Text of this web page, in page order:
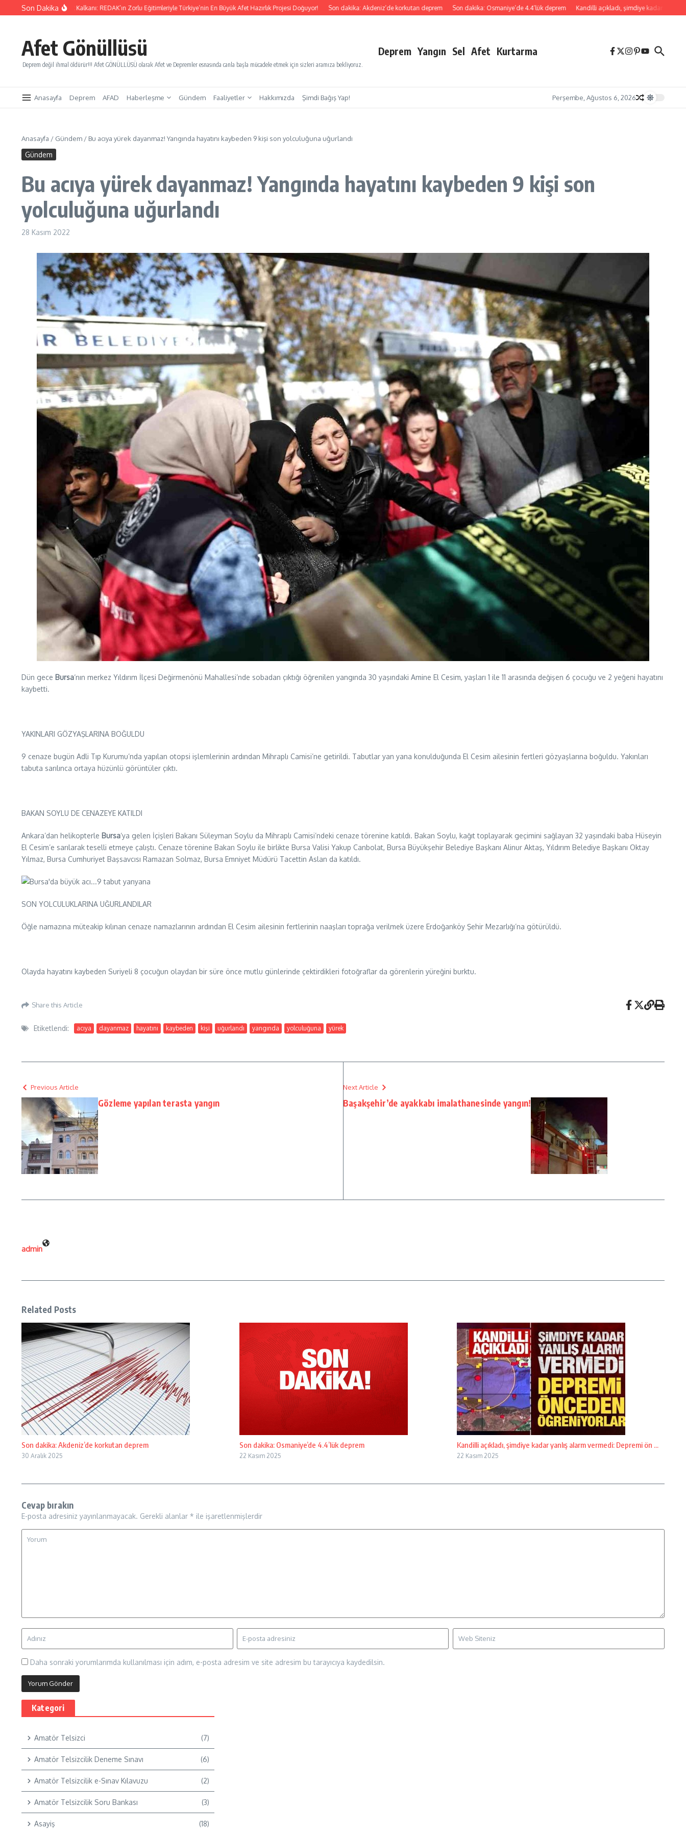
İçeriğe atlaSon Dakika
Kurtaracak Gençlik Kalkanı: REDAK’ın Zorlu Eğitimleriyle Türkiye’nin En Büyük Afet Hazırlık Projesi Doğuyor! Son dakika: Akdeniz’de korkutan deprem Son dakika: Osmaniye’de 4.4’lük deprem Kandilli açıkladı, şimdiye kadar yanlış alarm
Afet Gönüllüsü
Deprem değil ihmal öldürür!!! Afet GÖNÜLLÜSÜ olarak Afet ve Depremler esnasında canla başla mücadele etmek için sizleri aramıza bekliyoruz.
Deprem Yangın Sel Afet Kurtarma
Anasayfa Deprem AFAD Haberleşme Gündem Faaliyetler Hakkımızda Şimdi Bağış Yap! Perşembe, Ağustos 6, 2026
Anasayfa / Gündem / Bu acıya yürek dayanmaz! Yangında hayatını kaybeden 9 kişi son yolculuğuna uğurlandı
Gündem
Bu acıya yürek dayanmaz! Yangında hayatını kaybeden 9 kişi son
yolculuğuna uğurlandı
28 Kasım 2022
Dün gece Bursa‘nın merkez Yıldırım İlçesi Değirmenönü Mahallesi’nde sobadan çıktığı öğrenilen yangında 30 yaşındaki Amine El Cesim, yaşları 1 ile 11 arasında değişen 6 çocuğu ve 2 yeğeni hayatını
kaybetti.
YAKINLARI GÖZYAŞLARINA BOĞULDU
9 cenaze bugün Adli Tıp Kurumu’nda yapılan otopsi işlemlerinin ardından Mihraplı Camisi’ne getirildi. Tabutlar yan yana konulduğunda El Cesim ailesinin fertleri gözyaşlarına boğuldu. Yakınları
tabuta sarılınca ortaya hüzünlü görüntüler çıktı.
BAKAN SOYLU DE CENAZEYE KATILDI
Ankara’dan helikopterle Bursa‘ya gelen İçişleri Bakanı Süleyman Soylu da Mihraplı Camisi’ndeki cenaze törenine katıldı. Bakan Soylu, kağıt toplayarak geçimini sağlayan 32 yaşındaki baba Hüseyin
El Cesim’e sarılarak teselli etmeye çalıştı. Cenaze törenine Bakan Soylu ile birlikte Bursa Valisi Yakup Canbolat, Bursa Büyükşehir Belediye Başkanı Alinur Aktaş, Yıldırım Belediye Başkanı Oktay
Yılmaz, Bursa Cumhuriyet Başsavcısı Ramazan Solmaz, Bursa Emniyet Müdürü Tacettin Aslan da katıldı.
SON YOLCULUKLARINA UĞURLANDILAR
Öğle namazına müteakip kılınan cenaze namazlarının ardından El Cesim ailesinin fertlerinin naaşları toprağa verilmek üzere Erdoğanköy Şehir Mezarlığı’na götürüldü.
Olayda hayatını kaybeden Suriyeli 8 çocuğun olaydan bir süre önce mutlu günlerinde çektirdikleri fotoğraflar da görenlerin yüreğini burktu.
Share this Article
Etiketlendi: acıya dayanmaz hayatını kaybeden kişi uğurlandı yangında yolculuğuna yürek
Previous Article
Gözleme yapılan terasta yangın
Next Article
Başakşehir’de ayakkabı imalathanesinde yangın!
admin
Related Posts
Son dakika: Akdeniz’de korkutan deprem
30 Aralık 2025
Son dakika: Osmaniye’de 4.4’lük deprem
22 Kasım 2025
Kandilli açıkladı, şimdiye kadar yanlış alarm vermedi: Depremi ön ...
22 Kasım 2025
Cevap bırakın
E-posta adresiniz yayınlanmayacak. Gerekli alanlar * ile işaretlenmişlerdir
Daha sonraki yorumlarımda kullanılması için adım, e-posta adresim ve site adresim bu tarayıcıya kaydedilsin.
Kategori
Amatör Telsizci (7)
Amatör Telsizcilik Deneme Sınavı (6)
Amatör Telsizcilik e-Sınav Kılavuzu (2)
Amatör Telsizcilik Soru Bankası (3)
Asayiş (18)